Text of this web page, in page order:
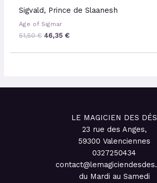
Sigvald, Prince de Slaanesh
Age of Sigmar
51,50€ 46,35€
LE MAGICIEN DES DÉS
23 rue des Anges,
59300 Valenciennes
0327250434
du Mardi au Samedi